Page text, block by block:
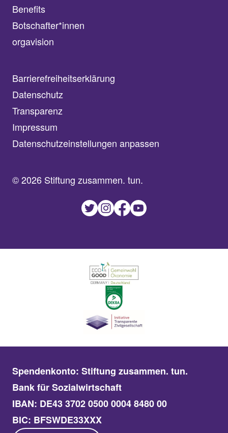
Benefits
Botschafter*innen
orgavision
Barrierefreiheitserklärung
Datenschutz
Transparenz
Impressum
Datenschutzeinstellungen anpassen
© 2026 Stiftung zusammen. tun.
Spendenkonto: Stiftung zusammen. tun.
Bank für Sozialwirtschaft
IBAN: DE43 3702 0500 0004 8480 00
BIC: BFSWDE33XXX